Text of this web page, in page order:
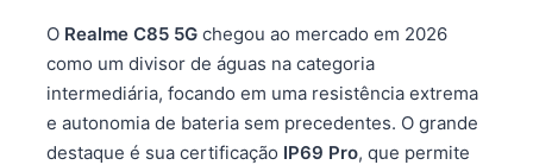
O Realme C85 5G chegou ao mercado em 2026
como um divisor de águas na categoria
intermediária, focando em uma resistência extrema
e autonomia de bateria sem precedentes. O grande
destaque é sua certificação IP69 Pro, que permite